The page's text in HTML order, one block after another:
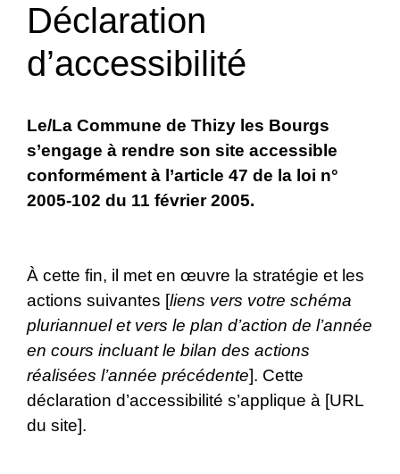
Déclaration
d’accessibilité
Le/La Commune de Thizy les Bourgs
s’engage à rendre son site accessible
conformément à l’article 47 de la loi n°
2005-102 du 11 février 2005.
À cette fin, il met en œuvre la stratégie et les
actions suivantes [liens vers votre schéma
pluriannuel et vers le plan d’action de l’année
en cours incluant le bilan des actions
réalisées l’année précédente]. Cette
déclaration d’accessibilité s’applique à [URL
du site].